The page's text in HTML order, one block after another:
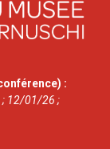
:
12/01/26 ;